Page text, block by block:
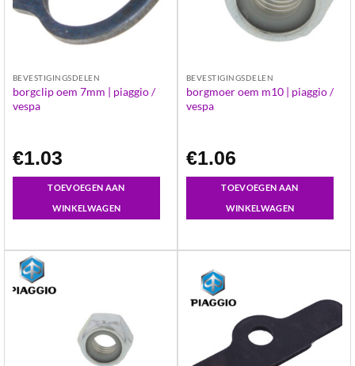
BEVESTIGINGSDELEN
borgclip oem 7mm | piaggio /
vespa
€1.03
TOEVOEGEN AAN
WINKELWAGEN
BEVESTIGINGSDELEN
borgmoer oem m10 | piaggio /
vespa
€1.06
TOEVOEGEN AAN
WINKELWAGEN